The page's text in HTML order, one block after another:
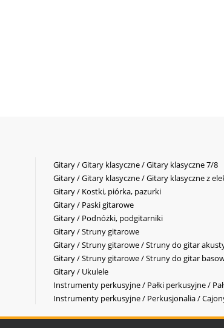
Gitary / Gitary klasyczne / Gitary klasyczne 7/8
Gitary / Gitary klasyczne / Gitary klasyczne z
Gitary / Kostki, piórka, pazurki
Gitary / Paski gitarowe
Gitary / Podnóżki, podgitarniki
Gitary / Struny gitarowe
Gitary / Struny gitarowe / Struny do gitar
Gitary / Struny gitarowe / Struny do gitar
Gitary / Ukulele
Instrumenty perkusyjne / Pałki perkusyjne /
Instrumenty perkusyjne / Perkusjonalia /